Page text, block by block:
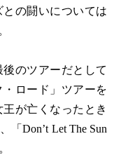
の闘いについては
のツアーだとして
・ロード」ツアーを
が亡くなったとき
Don’t Let The Sun